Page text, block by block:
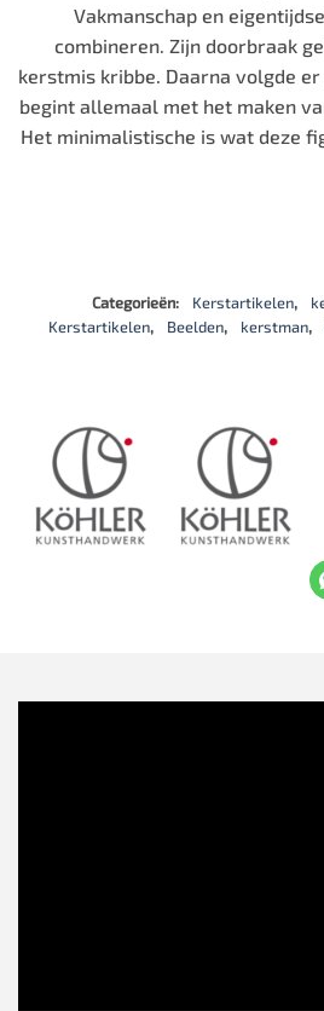
Vakmanschap en
combineren. Zijn doorbraak
kerstmis kribbe. Daarna volgde
begint allemaal met het maken
Het minimalistische is wat deze
Categorieën:
Kerstartikelen,
Kerstartikelen, Beelden, kerstman,